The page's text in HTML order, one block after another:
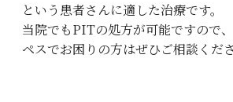
という患者さんに適した治療です。
当院でもPITの処方が可能ですので
ペスでお困りの方はぜひご相談くださ